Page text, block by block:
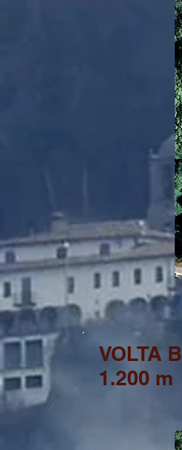
VOLTA B
1.200 m